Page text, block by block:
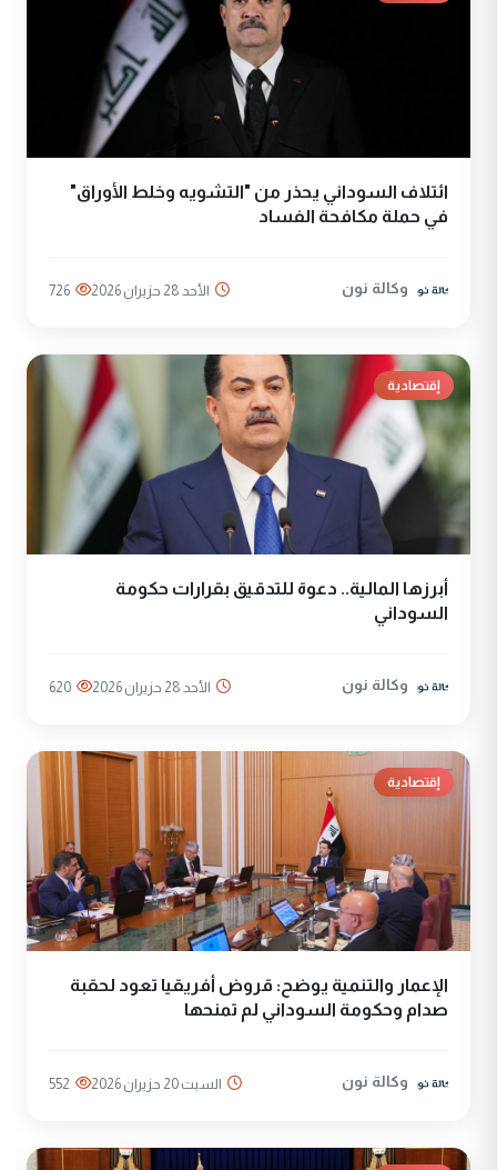
ائتلاف السوداني يحذر من "التشويه وخلط الأوراق"
في حملة مكافحة الفساد
وكالة نون الأحد 28 حزيران 2026 726
إقتصادية
أبرزها المالية.. دعوة للتدقيق بقرارات حكومة
السوداني
وكالة نون الأحد 28 حزيران 2026 620
إقتصادية
الإعمار والتنمية يوضح: قروض أفريقيا تعود لحقبة
صدام وحكومة السوداني لم تمنحها
وكالة نون السبت 20 حزيران 2026 552